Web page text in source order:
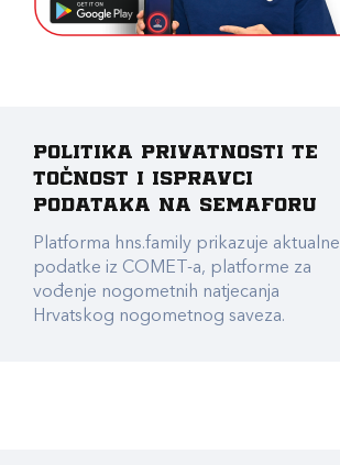
Politika privatnosti te
točnost i ispravci
podataka na Semaforu
Platforma hns.family prikazuje aktualne
podatke iz COMET-a, platforme za
vođenje nogometnih natjecanja
Hrvatskog nogometnog saveza.